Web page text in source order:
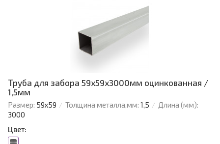
Труба для забора 59х59x3000мм оцинкованная /
1,5мм
Размер: 59х59 Толщина металла,мм: 1,5
Длина (мм):
3000
Цвет: